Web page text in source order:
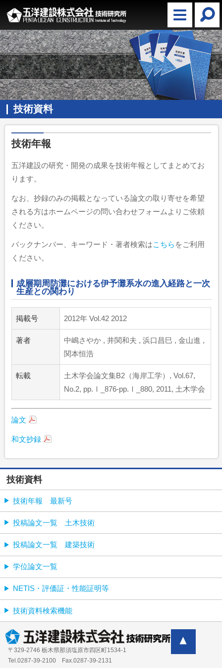
技術資料
技術年報
五洋建設の研究・開発の成果を技術年報としてまとめてお
ります。
なお、抄録のみの掲載となっている論文の取り寄せを希望
される方はホームページの問い合わせフォームよりご依頼
ください。
バックナンバー、キーワード・著者検索はこちら をご利用
ください。
成層期周防灘における伊予灘系水の進入経路と一次
生産との関わり
掲載号 2012年 Vol.42 2012
著者
中嶋さやか , 井関和夫 , 浜口昌巳 , 金山進 ,
関本恒浩
転載
土木学会論文集B2（海岸工学）, Vol.67,
No.2, pp.Ⅰ_876-pp.Ⅰ_880, 2011, 土木学会
論文
和文抄録
技術資料
技術年報 最新号
投稿論文一覧 土木技術
投稿論文一覧 建築技術
学位論文一覧
NETIS・評価証・性能証明等
技術資料検索機能
〒329-2746 栃木県那須塩原市四区町1534-1
Tel.0287-39‐2100 Fax.0287-39-2131